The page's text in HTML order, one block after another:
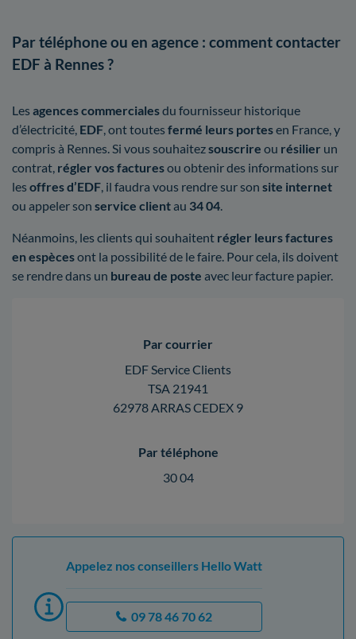
Par téléphone ou en agence : comment contacter
EDF à Rennes ?
Les agences commercialesdu fournisseur historique
d’électricité, EDF, ont toutes fermé leurs portesen France, y
compris à Rennes. Si vous souhaitezsouscrire ou résilier un
contrat, régler vos facturesou obtenir des informations sur
les offres d’EDF, il faudra vous rendre sur son site internet
ou appeler son service clientau 34 04.
Néanmoins, les clients qui souhaitent régler leurs factures
en espècesont la possibilité de le faire. Pour cela, ils doivent
se rendre dans un bureau de poste avec leur facture papier.
Par courrier
EDF Service Clients
TSA 21941
62978 ARRAS CEDEX 9
Par téléphone
30 04
Appelez nos conseillers Hello Watt
09 78 46 70 62